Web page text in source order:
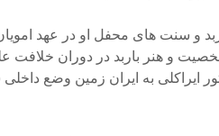
و سنت های محفل او در عهد
و هنر باربد در دوران خلافت
ایراکلی به ایران زمین وضع